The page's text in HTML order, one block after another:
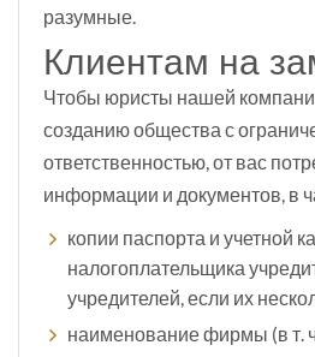
разумные.
Клиентам на
Чтобы юристы нашей
созданию общества с
ответственностью, от вас
информации и документов, в
копии паспорта и учетной
налогоплательщика
учредителей, если их
наименование фирмы (в т.